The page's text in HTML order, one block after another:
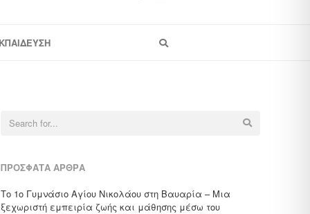
Search
ΠΡΌΣΦΑΤΑ ΆΡΘΡΑ
Το 1ο Γυμνάσιο Αγίου Νικολάου στη Βαυαρία – Μια
ξεχωριστή εμπειρία ζωής και μάθησης μέσω του